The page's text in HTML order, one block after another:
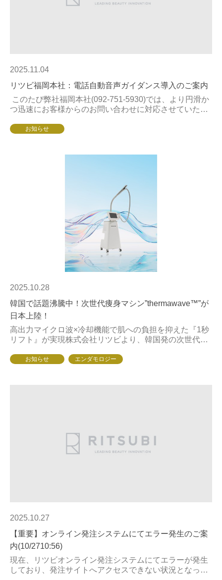
2025.11.04
リツビ福岡本社：電話自動音声ガイダンス導入のご案内
このたび弊社福岡本社(092-751-5930)では、より円滑か
つ迅速にお客様からのお問い合わせに対応させていただ
ました。つきましては、2...
お知らせ
2025.10.28
韓国で話題沸騰中！次世代痩身マシン”thermawave™”が
日本上陸！
高出力マイクロ波×冷却機能で肌への負担を抑えた『1秒
リフト』が実現株式会社リツビより、韓国発の次世代マ
ウェーブ）」（施術名：InCoreS...
お知らせ エンダモロジー
2025.10.27
【重要】オンライン発注システムにてエラー発生のご案
内(10/2710:56)
現在、リツビオンライン発注システムにてエラーが発生
しており、発注サイトへアクセスできない状況となって